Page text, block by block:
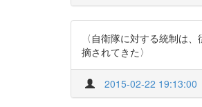
〈自衛隊に対する統制は
摘されてきた〉
2015-02-22 19:13:00